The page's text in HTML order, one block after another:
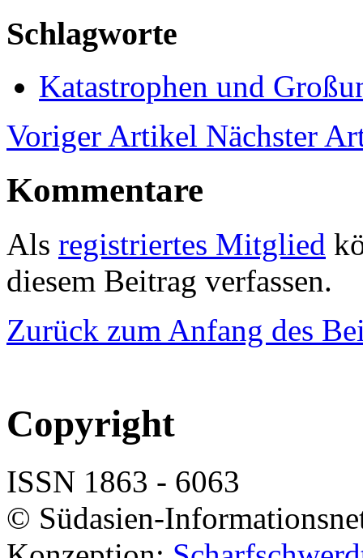
Schlagworte
Katastrophen und
Voriger Artikel Nächster
Kommentare
Als registriertes Mitglied
diesem Beitrag verfassen.
Zurück zum Anfang des
Copyright
ISSN 1863 - 6063
© Südasien-